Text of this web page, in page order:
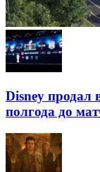
Disney продал
полгода до